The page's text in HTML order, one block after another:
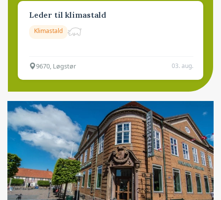
Leder til klimastald
Klimastald
9670, Løgstør 03. aug.